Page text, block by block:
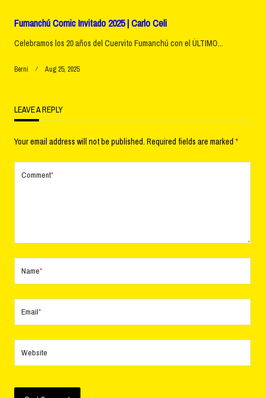
Fumanchú Comic Invitado 2025 | Carlo Celi
Celebramos los 20 años del Cuervito Fumanchú con el ÚLTIMO...
Berni Aug 25, 2025
LEAVE A REPLY
Your email address will not be published. Required fields are marked *
Comment*
Name*
Email*
Website